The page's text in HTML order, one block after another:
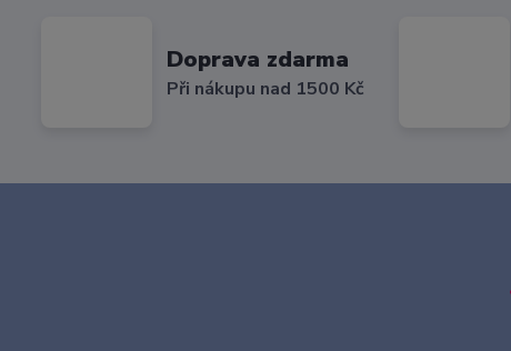
Doprava zdarma
Při nákupu nad 1500 Kč